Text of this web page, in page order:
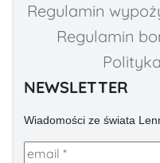
Regulamin
Regulamin
NEWSLETTER
Wiadomości ze świata